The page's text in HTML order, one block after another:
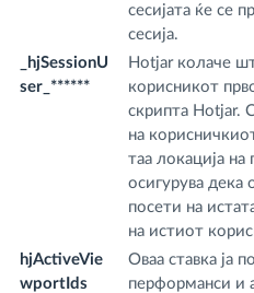
сесијата ќе се
сесија.
_hjSessionU
ser_******
Hotjar колаче
корисникот
скрипта Hotjar.
на
таа локација на
осигурува дека
посети на
на истиот
hjActiveVie
wportIds
Оваа ставка ја
перформанси и